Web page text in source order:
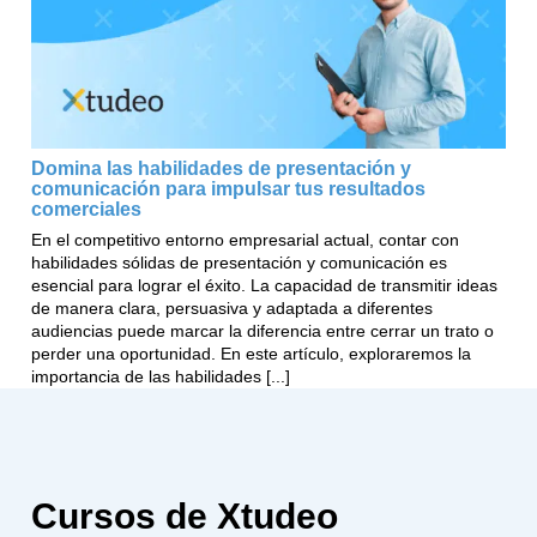
Domina las habilidades de presentación y
comunicación para impulsar tus resultados
comerciales
En el competitivo entorno empresarial actual, contar con
habilidades sólidas de presentación y comunicación es
esencial para lograr el éxito. La capacidad de transmitir ideas
de manera clara, persuasiva y adaptada a diferentes
audiencias puede marcar la diferencia entre cerrar un trato o
perder una oportunidad. En este artículo, exploraremos la
importancia de las habilidades [...]
Cursos de Xtudeo